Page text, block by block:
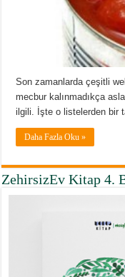
Son zamanlarda çeşitli
mecbur kalınmadıkça
ilgili. İşte o listelerden bir
Daha Fazla Oku »
ZehirsizEv Kitap 4.